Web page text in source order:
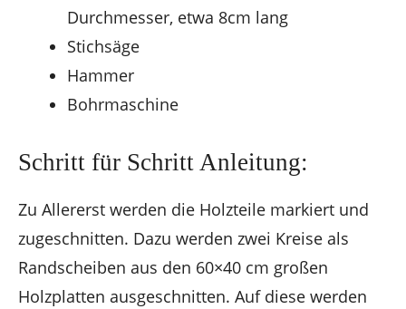
Durchmesser, etwa 8cm lang
Stichsäge
Hammer
Bohrmaschine
Schritt für Schritt Anleitung:
Zu Allererst werden die Holzteile markiert und
zugeschnitten. Dazu werden zwei Kreise als
Randscheiben aus den 60×40 cm großen
Holzplatten ausgeschnitten. Auf diese werden